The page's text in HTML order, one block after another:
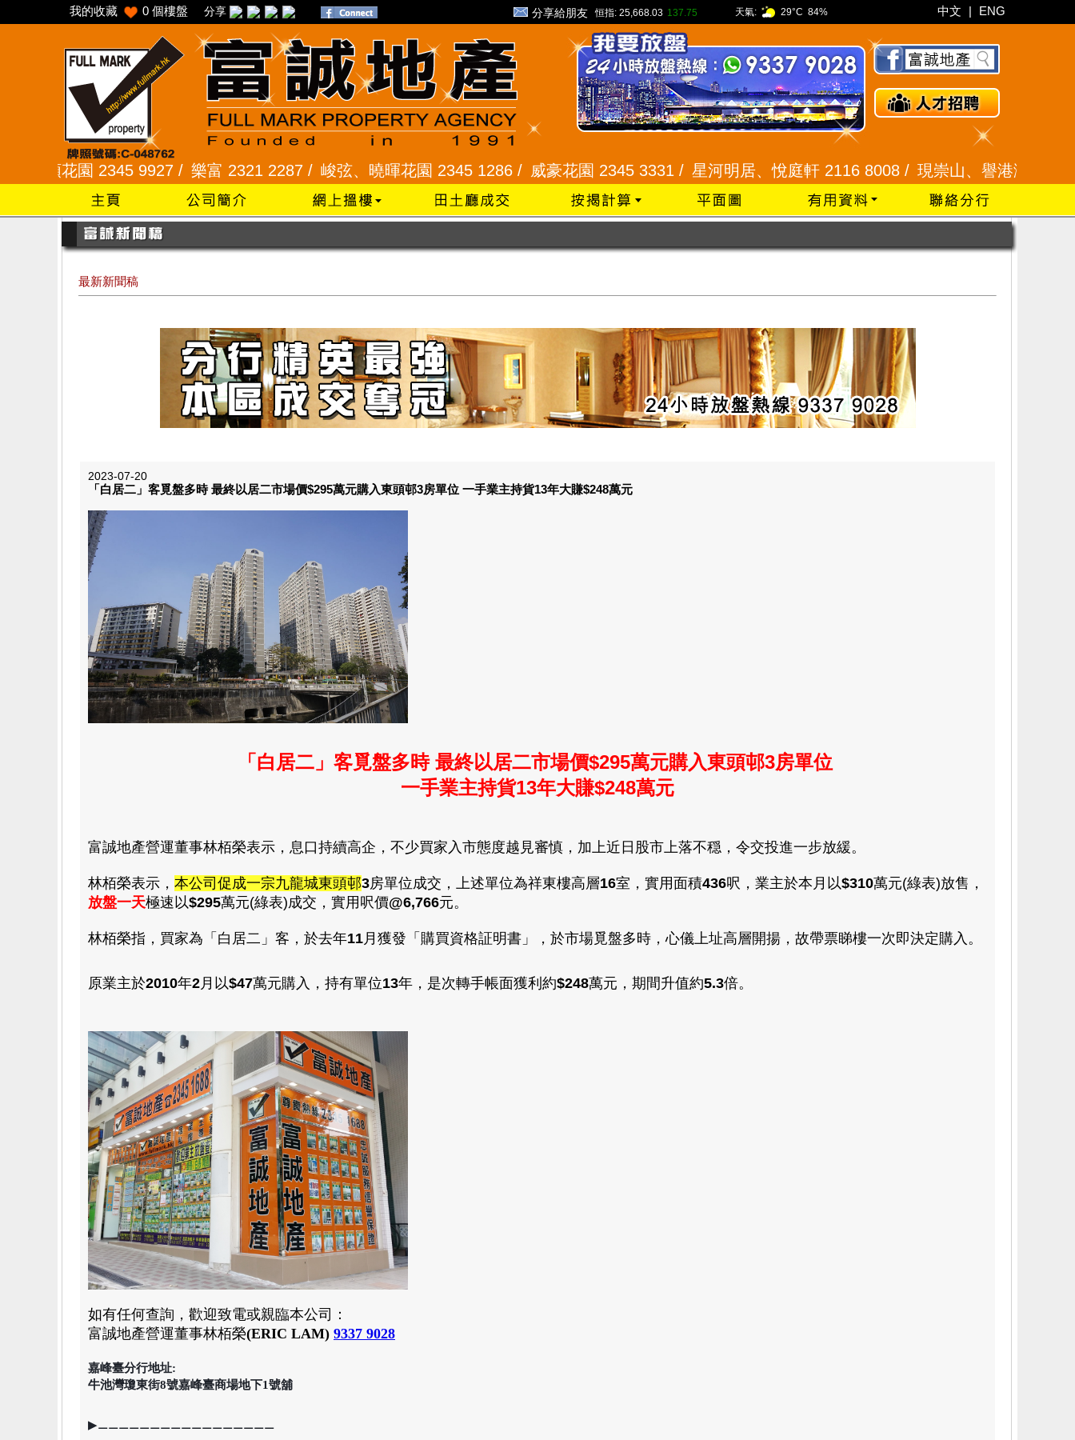
我的收藏 0 個樓盤 分享 分享給朋友 恒指: 25,668.03 137.75 天氣: 29°C 84% 中文 | ENG
2345 9927 / 樂富 2321 2287 / 峻弦、曉暉花園 2345 1286 / 威豪花園 2345 3331 / 星河明居、悅庭軒 2116 8008 / 現崇山、譽港灣 2345 9926 /
最新新聞稿
2023-07-20
「白居二」客覓盤多時 最終以居二市場價$295萬元購入東頭邨3房單位 一手業主持貨13年大賺$248萬元
「白居二」 客覓盤多時 最終以居二市場價$295萬元購入東頭邨3房單位
一手業主持貨13年大賺$248萬元
富誠地產營運董事林栢榮表示 ， 息口持續高企 ，不少買家入市態度越見審慎 ，加上近日股市上落不穏 ，令交投進一步放緩。
林栢榮表示 ， 本公司促成一宗九龍城東頭邨3房單位成交 ， 上述單位為祥東樓高層16室 ， 實用面積436呎，業主於本月以$310萬元(綠表)放售 ，
放盤一天極速以$295萬元(綠表)成交 ， 實用呎價@6,766元。
林栢榮指 ，買家為「白 居二」客 ，於去年11 月獲發 「購買資格証明書 」 ，於市場覓盤多時 ，心儀上址高層開揚 ，故帶票睇樓一次即決定購入 。
原業主於2010年2 月以$47萬元購入 ， 持有單位13年，是次轉手帳面獲利約$248萬元 ，期間升值約5.3倍。
如有任何查詢，歡迎致電或親臨本公司：
富誠地產營運董事林栢榮(ERIC LAM) 9337 9028
嘉峰臺分行地址:
牛池灣瓊東街8號嘉峰臺商場地下1號舖
▶⚊⚊⚊⚊⚊⚊⚊⚊⚊⚊⚊⚊⚊⚊⚊⚊⚊